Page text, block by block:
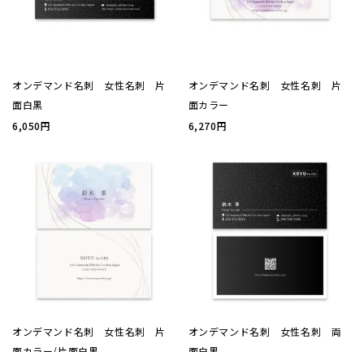
オンデマンド名刺 女性名刺 片
面白黒
6,050円
オンデマンド名刺 女性名刺 片
面カラー
6,270円
オンデマンド名刺 女性名刺 片
オンデマンド名刺 女性名刺 両